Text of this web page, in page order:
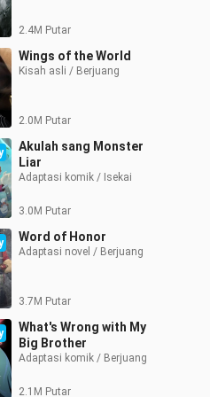
2.4M Putar
Wings of the World
Kisah asli / Berjuang
2.0M Putar
Akulah sang Monster
Liar
Adaptasi komik / Isekai
3.0M Putar
Word of Honor
Adaptasi novel / Berjuang
3.7M Putar
What's Wrong with My
Big Brother
Adaptasi komik / Berjuang
2.1M Putar